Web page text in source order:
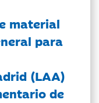
material
para
(LAA)
de